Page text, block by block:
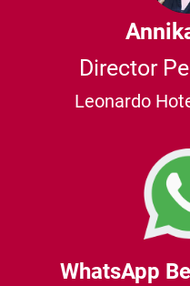
Director
Leonardo
WhatsApp